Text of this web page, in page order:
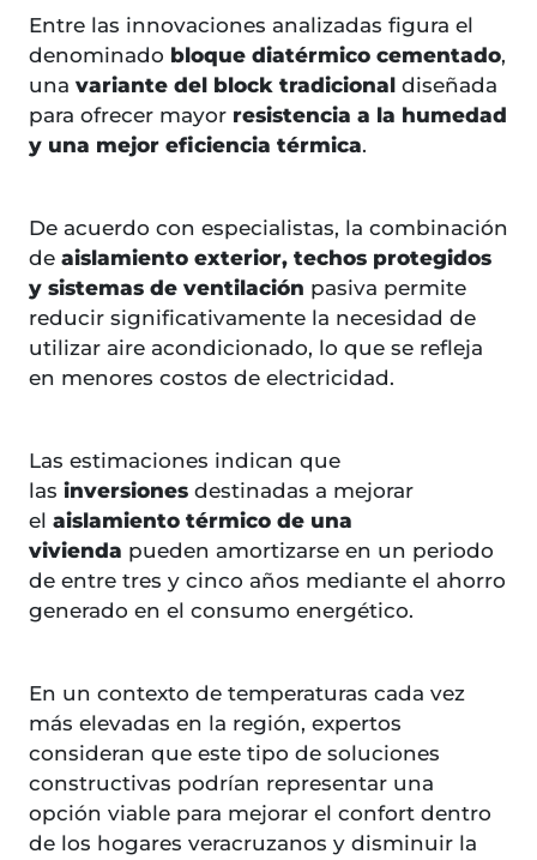
Entre las innovaciones analizadas figura el
denominado bloque diatérmico cementado,
una variante del block tradicional diseñada
para ofrecer mayor resistencia a la humedad
y una mejor eficiencia térmica.
De acuerdo con especialistas, la combinación
de aislamiento exterior, techos protegidos
y sistemas de ventilación pasiva permite
reducir significativamente la necesidad de
utilizar aire acondicionado, lo que se refleja
en menores costos de electricidad.
Las estimaciones indican que
las inversiones destinadas a mejorar
el aislamiento térmico de una
vivienda pueden amortizarse en un periodo
de entre tres y cinco años mediante el ahorro
generado en el consumo energético.
En un contexto de temperaturas cada vez
más elevadas en la región, expertos
consideran que este tipo de soluciones
constructivas podrían representar una
opción viable para mejorar el confort dentro
de los hogares veracruzanos y disminuir la